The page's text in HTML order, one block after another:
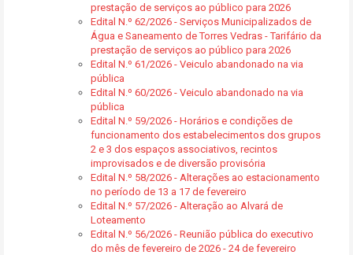
prestação de serviços ao público para 2026
Edital N.º 62/2026 - Serviços Municipalizados de
Água e Saneamento de Torres Vedras - Tarifário da
prestação de serviços ao público para 2026
Edital N.º 61/2026 - Veiculo abandonado na via
pública
Edital N.º 60/2026 - Veiculo abandonado na via
pública
Edital N.º 59/2026 - Horários e condições de
funcionamento dos estabelecimentos dos grupos
2 e 3 dos espaços associativos, recintos
improvisados e de diversão provisória
Edital N.º 58/2026 - Alterações ao estacionamento
no período de 13 a 17 de fevereiro
Edital N.º 57/2026 - Alteração ao Alvará de
Loteamento
Edital N.º 56/2026 - Reunião pública do executivo
do mês de fevereiro de 2026 - 24 de fevereiro